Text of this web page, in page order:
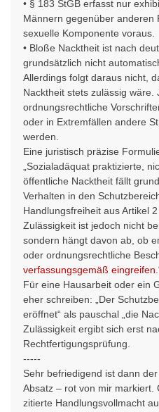
• § 183 StGB erfasst nur
Männern gegenüber anderen
sexuelle Komponente voraus.
• Bloße Nacktheit ist nach
grundsätzlich nicht
Allerdings folgt daraus nicht,
Nacktheit stets zulässig wäre.
ordnungsrechtliche
oder in Extremfällen andere
werden.
Eine juristisch präzise
„Sozialadäquat praktizierte,
öffentliche Nacktheit fällt
Verhalten in den
Handlungsfreiheit aus Artikel
Zulässigkeit ist jedoch nicht
sondern hängt davon ab, ob
oder ordnungsrechtliche
verfassungsgemäß eingreifen
Für eine Hausarbeit oder ein
eher schreiben: „Der
eröffnet“ als pauschal „die
Zulässigkeit ergibt sich erst
Rechtfertigungsprüfung.
-----
Sehr befriedigend ist dann
Absatz – rot von mir markiert.
zitierte Handlungsvollmacht